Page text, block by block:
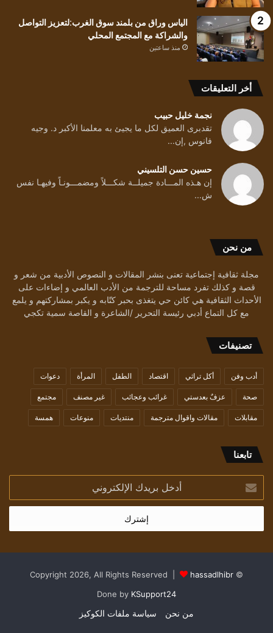
الياس وراق من بلمند سوق الغرب:لتعزيز التواصل
والشراكة مع المجتمع المحلي
منذ ساعتين
أخر التعليقات
نجمة خليل حبيب
تقدبرى العميق لكل ما يجيئ به معلمنا الأكبر د. وجيه
فانوس ,إن...
حسين حسن التلسيني
إن هـذه المـــادة جميلــة شكـــلاً ومضمـــونـاً وفيهـا نفس
ش...
من نحن
مجلة ثقافية إجتماعية تعنى بنشر المقالات و النصوص الأدبية من شعر و
قصة و كذلك تفرد مساحة للترجمة من الأدب العالمي و إضاءات على
الأحداث الثقافية هي كائن حي يتغذى بحبر كتّابه و يكبر بمشاركتهم و يلمع
مع كل التماع أدبي رئيسة التحرير /الشاعرة و القاصة سمية تكجي
تصنيفات
أدب وفن أكل تراثي اقتصاد الطفل المرأة دعوات
صحة عزفٌ بعدستي غرائب وعجائب غير مصنف مجتمع
مقابلات مقالات واقوال مترجمة منتديات منوعات همسة
تابعنا
بريدك
الإلكتروني
© Copyright 2026, All Rights Reserved |
hassadlhibr
Done by KSupport24
من نحن سياسة ملفات الكوكيز